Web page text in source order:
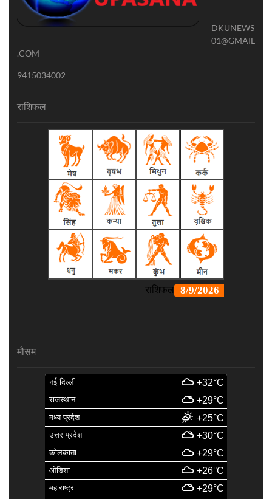
DKUNEWS
01@GMAIL
.COM
9415034002
राशिफल
मौसम
नई दिल्ली +32°C
राजस्थान +29°C
मध्य प्रदेश +25°C
उत्तर प्रदेश +30°C
कोलकाता +29°C
ओडिशा +26°C
महाराष्ट्र +29°C